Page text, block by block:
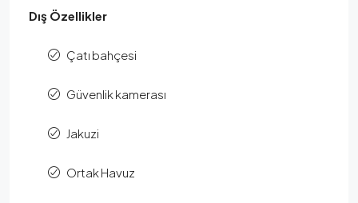
Dış Özellikler
Çatı bahçesi
Güvenlik kamerası
Jakuzi
Ortak Havuz